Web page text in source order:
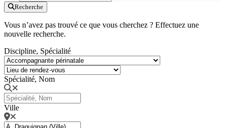
Recherche
Vous n’avez pas trouvé ce que vous cherchez ? Effectuez une
nouvelle recherche.
Discipline, Spécialité
Spécialité, Nom
Ville